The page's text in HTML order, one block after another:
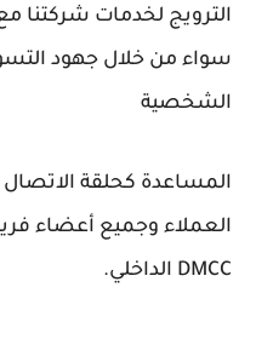
الترويج لخدمات شركتنا
سواء من خلال جهود
الشخصية
المساعدة كحلقة الاتصال
DMCC الداخلي.